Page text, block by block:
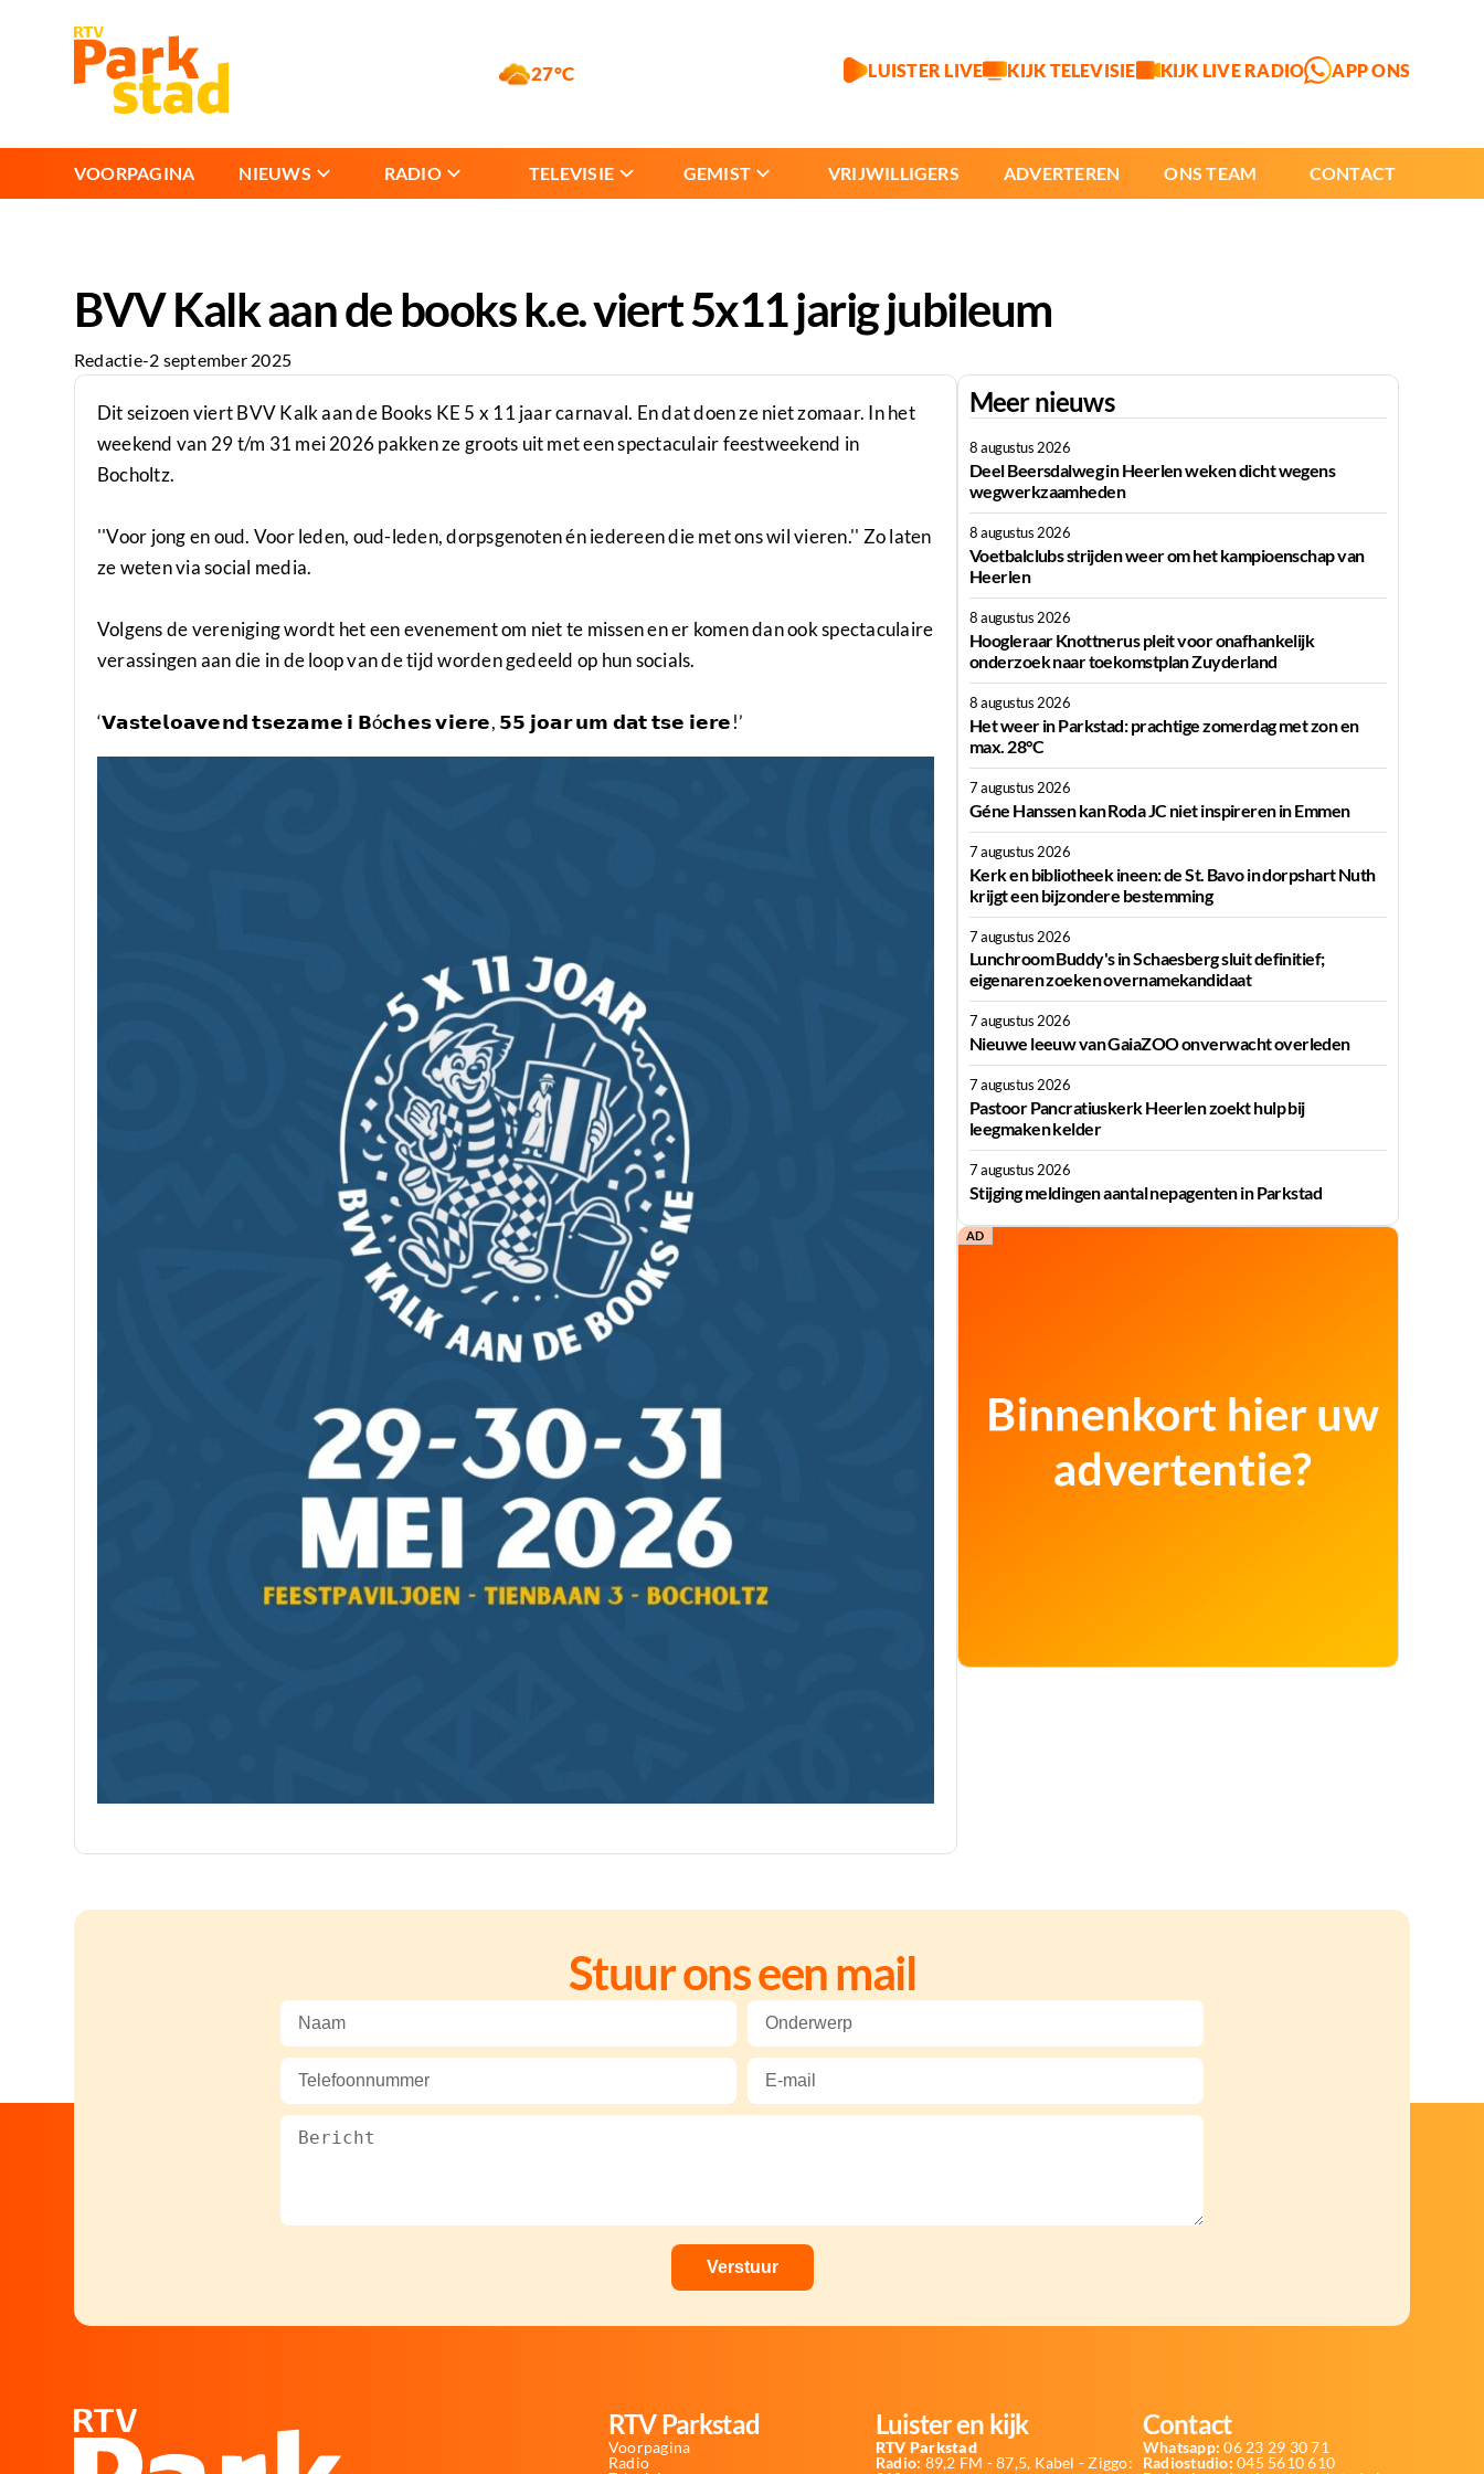
27°C LUISTER LIVE KIJK TELEVISIE KIJK LIVE RADIO APP ONS
VOORPAGINA NIEUWS RADIO TELEVISIE GEMIST VRIJWILLIGERS ADVERTEREN ONS TEAM CONTACT
BVV Kalk aan de books k.e. viert 5x11 jarig jubileum
Redactie-2 september 2025
Dit seizoen viert BVV Kalk aan de Books KE 5 x 11 jaar carnaval. En dat doen ze niet zomaar. In het
weekend van 29 t/m 31 mei 2026 pakken ze groots uit met een spectaculair feestweekend in
Bocholtz.
''Voor jong en oud. Voor leden, oud-leden, dorpsgenoten én iedereen die met ons wil vieren.'' Zo laten
ze weten via social media.
Volgens de vereniging wordt het een evenement om niet te missen en er komen dan ook spectaculaire
verassingen aan die in de loop van de tijd worden gedeeld op hun socials.
‘𝗩𝗮𝘀𝘁𝗲𝗹𝗼𝗮𝘃𝗲𝗻𝗱 𝘁𝘀𝗲𝘇𝗮𝗺𝗲 𝗶 𝗕ó𝗰𝗵𝗲𝘀 𝘃𝗶𝗲𝗿𝗲, 𝟱𝟱 𝗷𝗼𝗮𝗿 𝘂𝗺 𝗱𝗮𝘁 𝘁𝘀𝗲 𝗶𝗲𝗿𝗲!’
Meer nieuws
8 augustus 2026
Deel Beersdalweg in Heerlen weken dicht wegens
wegwerkzaamheden
8 augustus 2026
Voetbalclubs strijden weer om het kampioenschap van
Heerlen
8 augustus 2026
Hoogleraar Knottnerus pleit voor onafhankelijk
onderzoek naar toekomstplan Zuyderland
8 augustus 2026
Het weer in Parkstad: prachtige zomerdag met zon en
max. 28°C
7 augustus 2026
Géne Hanssen kan Roda JC niet inspireren in Emmen
7 augustus 2026
Kerk en bibliotheek ineen: de St. Bavo in dorpshart Nuth
krijgt een bijzondere bestemming
7 augustus 2026
Lunchroom Buddy's in Schaesberg sluit definitief;
eigenaren zoeken overnamekandidaat
7 augustus 2026
Nieuwe leeuw van GaiaZOO onverwacht overleden
7 augustus 2026
Pastoor Pancratiuskerk Heerlen zoekt hulp bij
leegmaken kelder
7 augustus 2026
Stijging meldingen aantal nepagenten in Parkstad
AD
Stuur ons een mail
RTV Parkstad
Voorpagina
Radio
Luister en kijk
RTV Parkstad
Radio: 89,2 FM - 87,5, Kabel - Ziggo:
Contact
Whatsapp: 06 23 29 30 71
Radiostudio: 045 5610 610